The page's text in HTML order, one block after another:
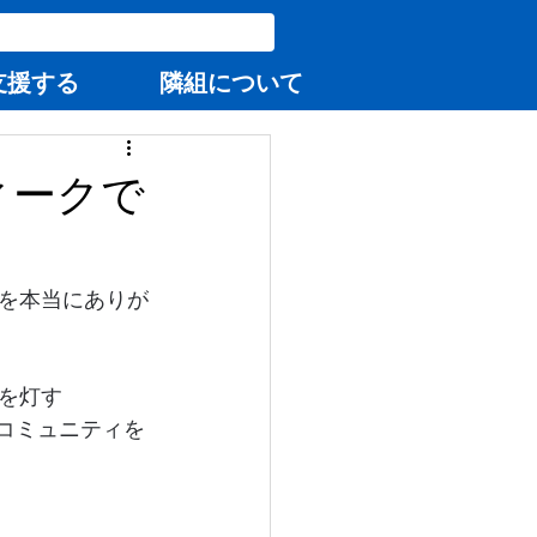
援する 隣組について
クで
本当にありが
灯す
ミュニティを